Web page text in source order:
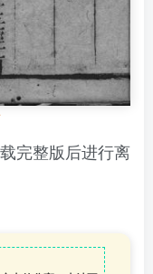
完整版后进行离